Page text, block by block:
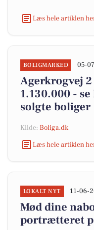
Læs hele artiklen
BOLIGMARKED 05-
Agerkrogvej
1.130.000 -
solgte boliger
Kilde: Boliga.dk
Læs hele artiklen
LOKALT NYT 11-06-
Mød dine
portrætteret